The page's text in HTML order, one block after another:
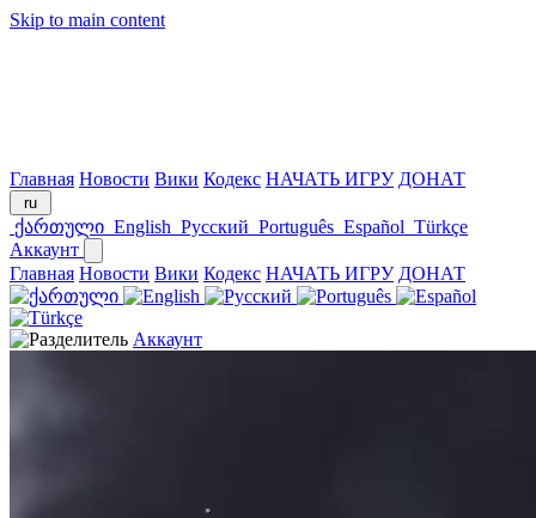
Skip to main content
Главная Новости Вики Кодекс НАЧАТЬ ИГРУ ДОНАТ
ru
ქართული English Русский Português Español Türkçe
Аккаунт
Главная Новости Вики Кодекс НАЧАТЬ ИГРУ ДОНАТ
Аккаунт